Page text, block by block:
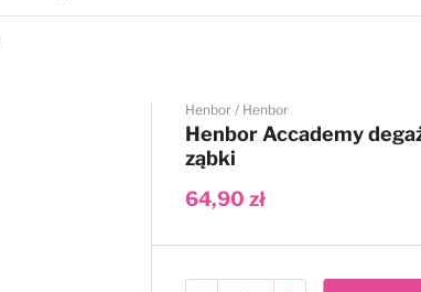
Henbor Henbor
Henbor Accademy
ząbki
64,90 zł